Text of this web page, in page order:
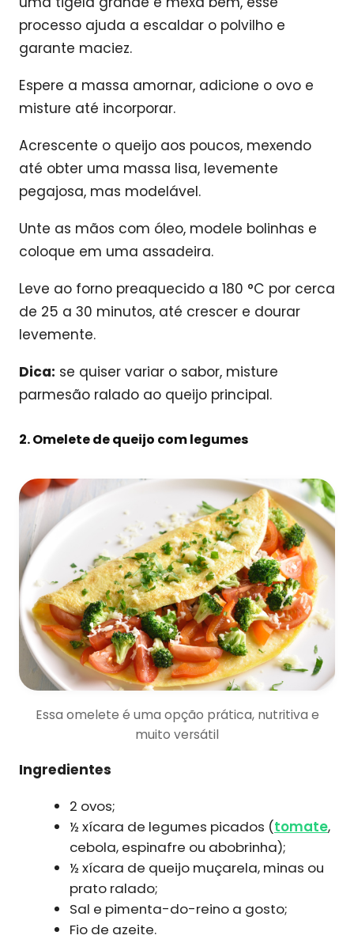
processo ajuda a escaldar o polvilho e
garante maciez.
Espere a massa amornar, adicione o ovo e
misture até incorporar.
Acrescente o queijo aos poucos, mexendo
até obter uma massa lisa, levemente
pegajosa, mas modelável.
Unte as mãos com óleo, modele bolinhas e
coloque em uma assadeira.
Leve ao forno preaquecido a 180 °C por cerca
de 25 a 30 minutos, até crescer e dourar
levemente.
Dica: se quiser variar o sabor, misture
parmesão ralado ao queijo principal.
2. Omelete de queijo com legumes
Essa omelete é uma opção prática, nutritiva e
muito versátil
Ingredientes
2 ovos;
½ xícara de legumes picados (tomate,
cebola, espinafre ou abobrinha);
½ xícara de queijo muçarela, minas ou
prato ralado;
Sal e pimenta-do-reino a gosto;
Fio de azeite.